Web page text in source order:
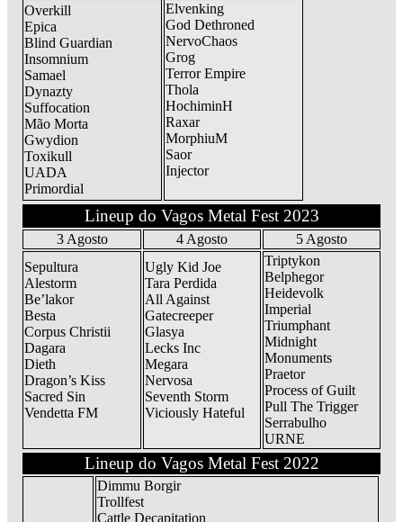
Overkill
Epica
Blind Guardian
Insomnium
Samael
Dynazty
Suffocation
Mão Morta
Gwydion
Toxikull
UADA
Primordial
Elvenking
God Dethroned
NervoChaos
Grog
Terror Empire
Thola
HochiminH
Raxar
MorphiuM
Saor
Injector
Lineup do Vagos Metal Fest 2023
3 Agosto 4 Agosto
5 Agosto
Sepultura
Alestorm
Be’lakor
Besta
Corpus Christii
Dagara
Dieth
Dragon’s Kiss
Sacred Sin
Vendetta FM
Ugly Kid Joe
Tara Perdida
All Against
Gatecreeper
Glasya
Lecks Inc
Megara
Nervosa
Seventh Storm
Viciously Hateful
Triptykon
Belphegor
Heidevolk
Imperial
Triumphant
Midnight
Monuments
Praetor
Process of Guilt
Pull The Trigger
Serrabulho
URNE
Lineup do Vagos Metal Fest 2022
Dimmu Borgir
Trollfest
Cattle Decapitation